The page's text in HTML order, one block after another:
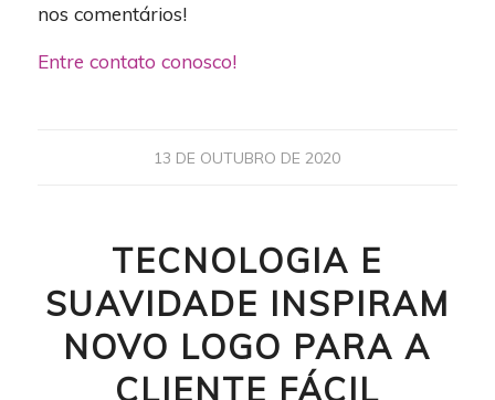
nos comentários!
Entre contato conosco!
13 DE OUTUBRO DE 2020
TECNOLOGIA E
SUAVIDADE INSPIRAM
NOVO LOGO PARA A
CLIENTE FÁCIL